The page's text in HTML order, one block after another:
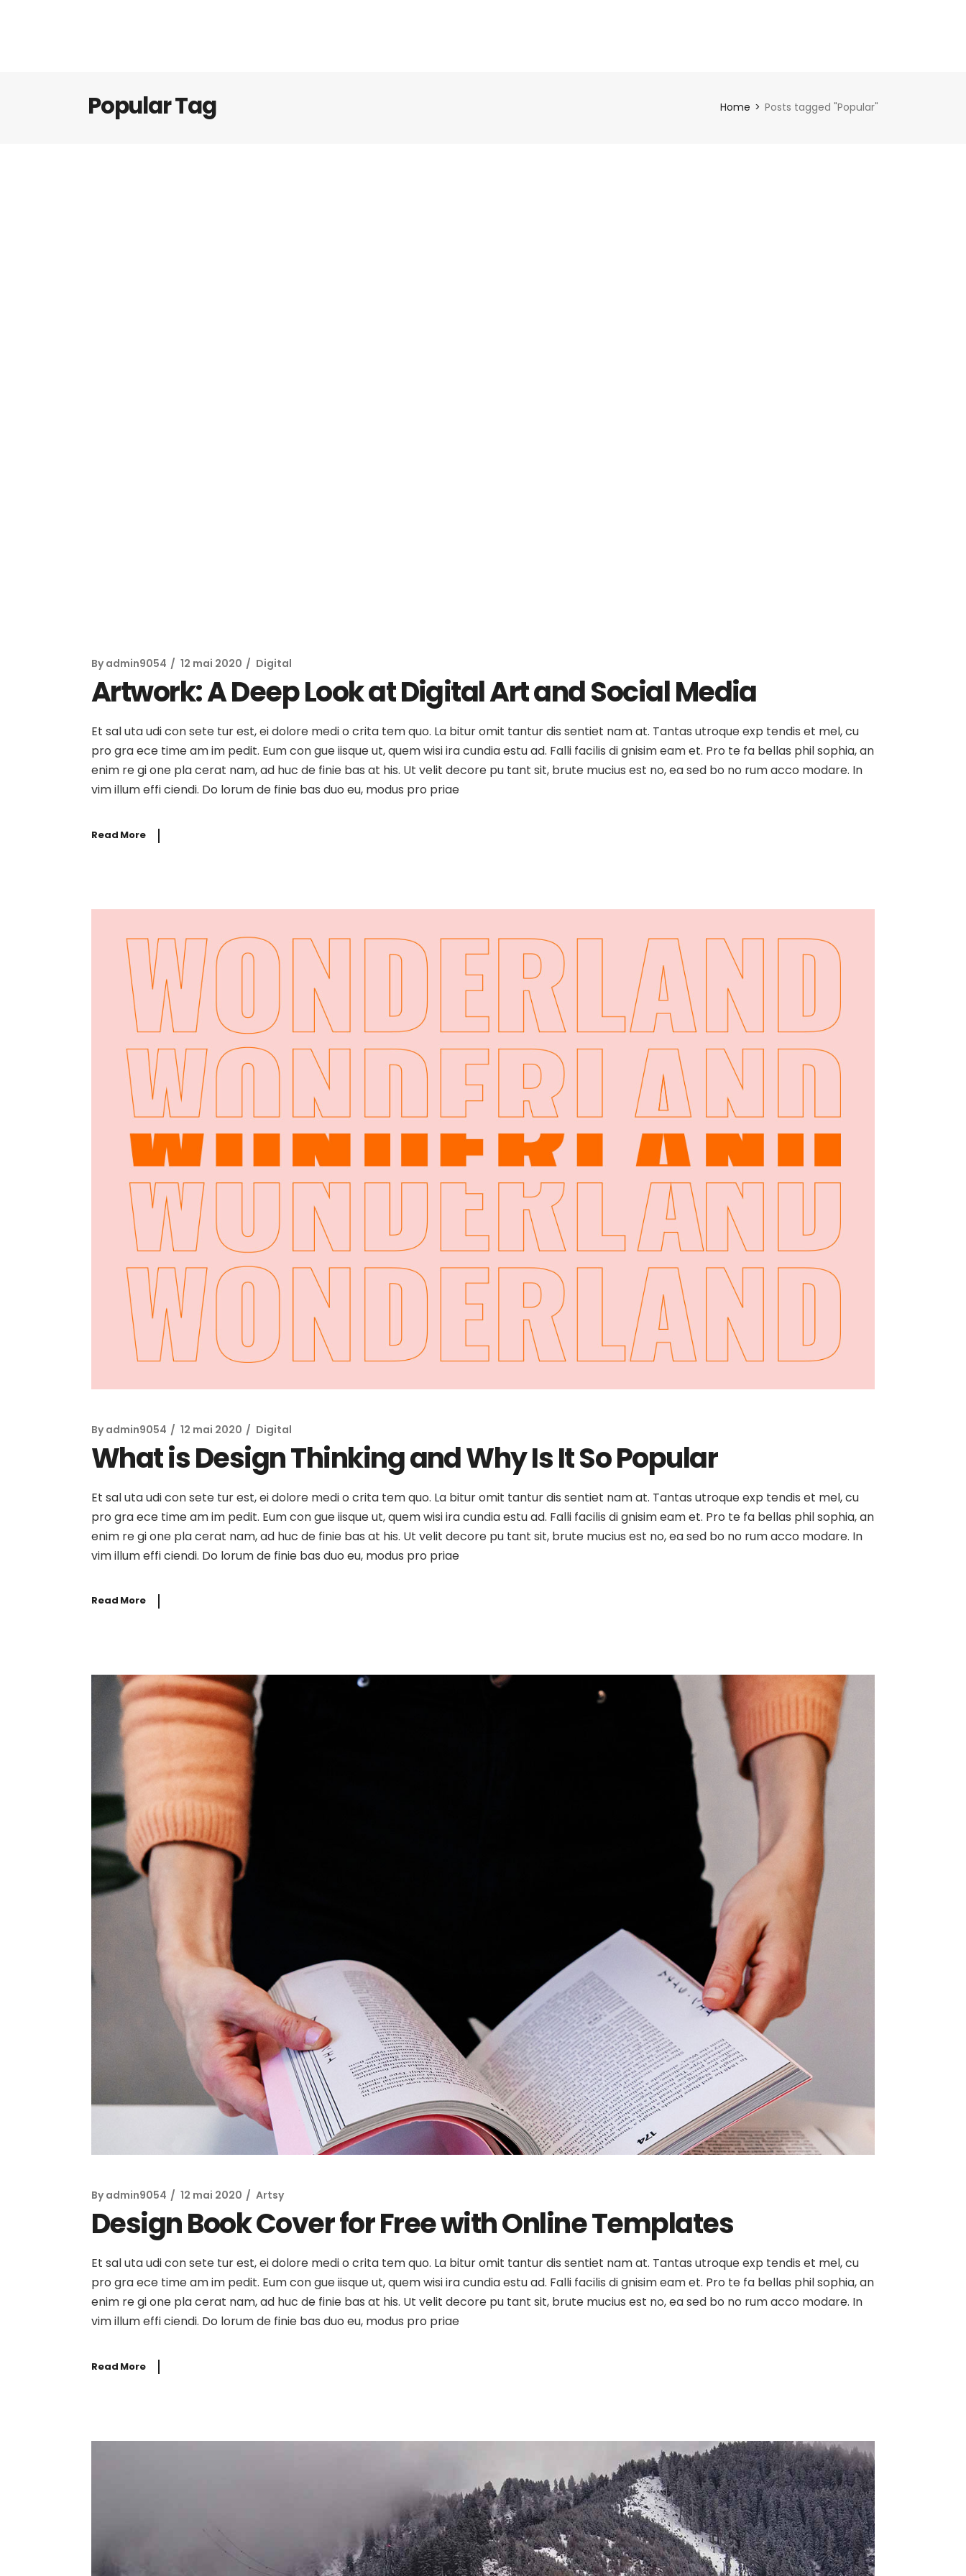
Popular Tag Home Posts tagged "Popular"
By admin9054 12 mai 2020 Digital
Artwork: A Deep Look at Digital Art and Social Media
Et sal uta udi con sete tur est, ei dolore medi o crita tem quo. La bitur omit tantur dis sentiet nam at. Tantas utroque exp tendis et mel, cu
pro gra ece time am im pedit. Eum con gue iisque ut, quem wisi ira cundia estu ad. Falli facilis di gnisim eam et. Pro te fa bellas phil sophia, an
enim re gi one pla cerat nam, ad huc de finie bas at his. Ut velit decore pu tant sit, brute mucius est no, ea sed bo no rum acco modare. In
vim illum effi ciendi. Do lorum de finie bas duo eu, modus pro priae
Read More
By admin9054 12 mai 2020 Digital
What is Design Thinking and Why Is It So Popular
Et sal uta udi con sete tur est, ei dolore medi o crita tem quo. La bitur omit tantur dis sentiet nam at. Tantas utroque exp tendis et mel, cu
pro gra ece time am im pedit. Eum con gue iisque ut, quem wisi ira cundia estu ad. Falli facilis di gnisim eam et. Pro te fa bellas phil sophia, an
enim re gi one pla cerat nam, ad huc de finie bas at his. Ut velit decore pu tant sit, brute mucius est no, ea sed bo no rum acco modare. In
vim illum effi ciendi. Do lorum de finie bas duo eu, modus pro priae
Read More
By admin9054 12 mai 2020 Artsy
Design Book Cover for Free with Online Templates
Et sal uta udi con sete tur est, ei dolore medi o crita tem quo. La bitur omit tantur dis sentiet nam at. Tantas utroque exp tendis et mel, cu
pro gra ece time am im pedit. Eum con gue iisque ut, quem wisi ira cundia estu ad. Falli facilis di gnisim eam et. Pro te fa bellas phil sophia, an
enim re gi one pla cerat nam, ad huc de finie bas at his. Ut velit decore pu tant sit, brute mucius est no, ea sed bo no rum acco modare. In
vim illum effi ciendi. Do lorum de finie bas duo eu, modus pro priae
Read More